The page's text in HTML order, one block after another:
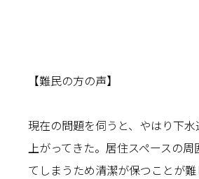
【難民の方の声】
現在の問題を伺うと、やはり下
上がってきた。居住スペースの
てしまうため清潔が保つことが